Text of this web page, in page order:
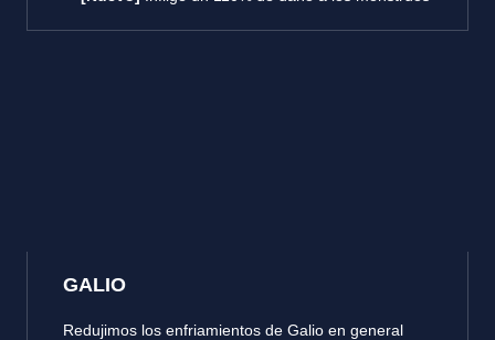
GALIO
Redujimos los enfriamientos de Galio en general